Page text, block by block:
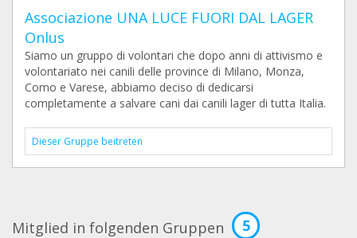
Associazione UNA LUCE FUORI DAL LAGER
Onlus
Siamo un gruppo di volontari che dopo anni di attivismo e
volontariato nei canili delle province di Milano, Monza,
Como e Varese, abbiamo deciso di dedicarsi
completamente a salvare cani dai canili lager di tutta Italia.
Dieser Gruppe beitreten
Mitglied in folgenden Gruppen 5